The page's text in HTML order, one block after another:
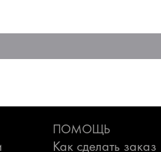
ПОМОЩЬ
Как сделать заказ